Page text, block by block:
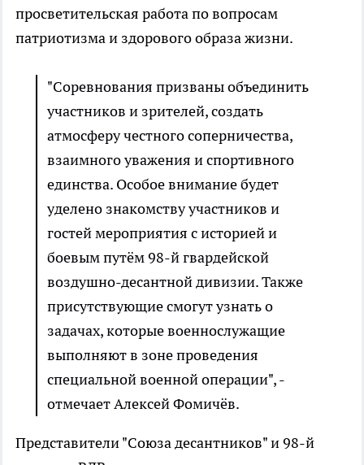
просветительская работа по вопросам
патриотизма и здорового образа жизни.
"Соревнования призваны объединить
участников и зрителей, создать
атмосферу честного соперничества,
взаимного уважения и спортивного
единства. Особое внимание будет
уделено знакомству участников и
гостей мероприятия с историей и
боевым путём 98-й гвардейской
воздушно-десантной дивизии. Также
присутствующие смогут узнать о
задачах, которые военнослужащие
выполняют в зоне проведения
специальной военной операции", -
отмечает Алексей Фомичёв.
Представители "Союза десантников" и 98-й